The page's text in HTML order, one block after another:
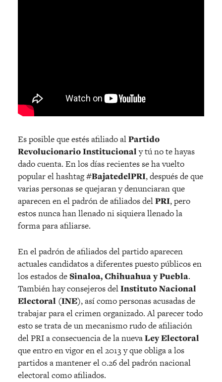
Es posible que estés afiliado alPartido
Revolucionario Institucionaly tú no te hayas
dado cuenta. En los días recientes se ha vuelto
popular el hashtag#BajatedelPRI, después de que
varias personas se quejaran y denunciaran que
aparecen en el padrón de afiliados delPRI, pero
estos nunca han llenado ni siquiera llenado la
forma para afiliarse.
En el padrón de afiliados del partido aparecen
actuales candidatos a diferentes puesto públicos en
los estados de Sinaloa, Chihuahua y Puebla.
También hay consejeros delInstituto Nacional
Electoral (INE), así como personas acusadas de
trabajar para el crimen organizado. Al parecer todo
esto se trata de un mecanismo rudo de afiliación
del PRI a consecuencia de la nuevaLey Electoral
que entro en vigor en el 2013 y que obliga a los
partidos a mantener el 0.26 del padrón nacional
electoral como afiliados.